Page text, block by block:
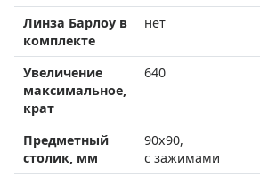
Линза Барлоу в
комплекте
нет
Увеличение
максимальное,
крат
640
Предметный
столик, мм
90x90,
с зажимами